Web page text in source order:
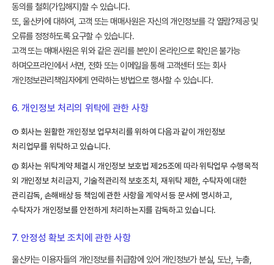
동의를 철회(가입해지)할 수 있습니다.
또, 울산카에 대하여, 고객 또는 매매사원은 자신의 개인정보를 각 열람?제공 및
오류를 정정하도록 요구할 수 있습니다.
고객 또는 매매사원은 위와 같은 권리를 본인이 온라인으로 확인은 불가능
하며오프라인에서 서면, 전화 또는 이메일을 통해 고객센터 또는 회사
개인정보관리책임자에게 연락하는 방법으로 행사할 수 있습니다.
6. 개인정보 처리의 위탁에 관한 사항
① 회사는 원활한 개인정보 업무처리를 위하여 다음과 같이 개인정보
처리업무를 위탁하고 있습니다.
② 회사는 위탁계약 체결시 개인정보 보호법 제25조에 따라 위탁업무 수행목적
외 개인정보 처리금지, 기술적관리적 보호조치, 재위탁 제한, 수탁자에 대한
관리감독, 손해배상 등 책임에 관한 사항을 계약서 등 문서에 명시하고,
수탁자가 개인정보를 안전하게 처리하는지를 감독하고 있습니다.
7. 안정성 확보 조치에 관한 사항
울산카는 이용자들의 개인정보를 취급함에 있어 개인정보가 분실, 도난, 누출,